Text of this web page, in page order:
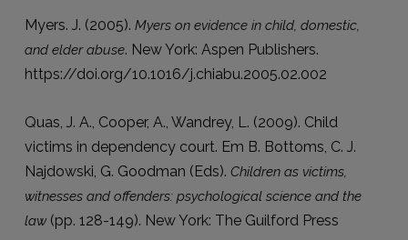
Myers. J. (2005). Myers on evidence in child, domestic,
and elder abuse. New York: Aspen Publishers.
https://doi.org/10.1016/j.chiabu.2005.02.002
Quas, J. A., Cooper, A., Wandrey, L. (2009). Child
victims in dependency court. Em B. Bottoms, C. J.
Najdowski, G. Goodman (Eds). Children as victims,
witnesses and offenders: psychological science and the
law (pp. 128-149). New York: The Guilford Press